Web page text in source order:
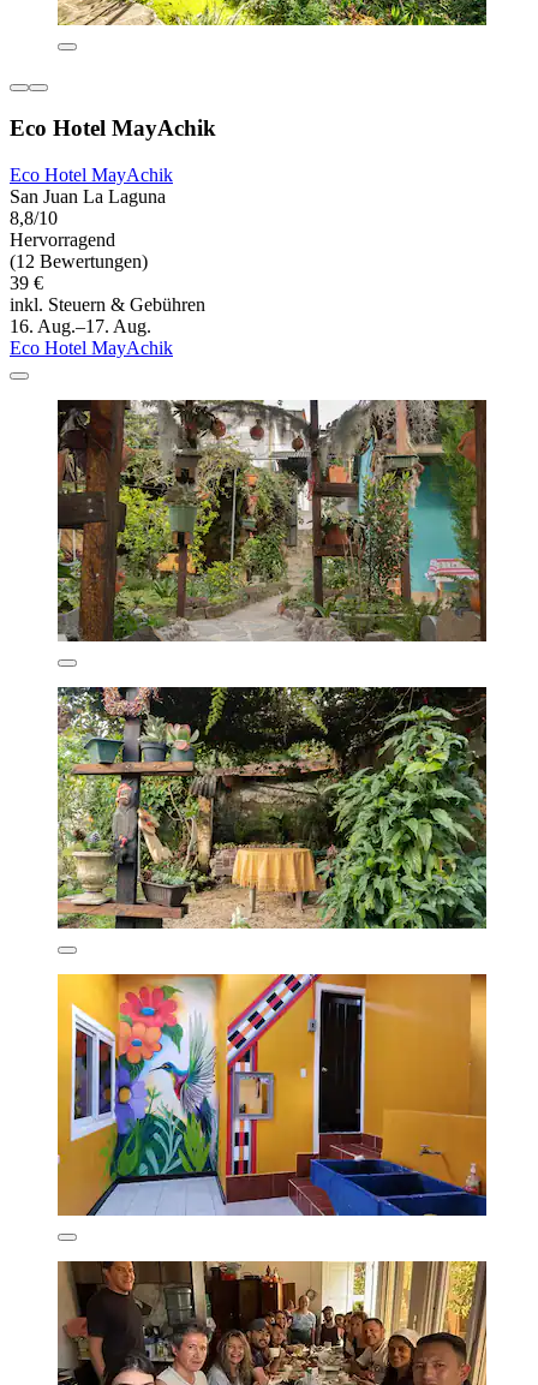
Eco Hotel MayAchik
Eco Hotel MayAchik
San Juan La Laguna
8,8/10
Hervorragend
(12 Bewertungen)
39 €
inkl. Steuern & Gebühren
16. Aug.–17. Aug.
Eco Hotel MayAchik